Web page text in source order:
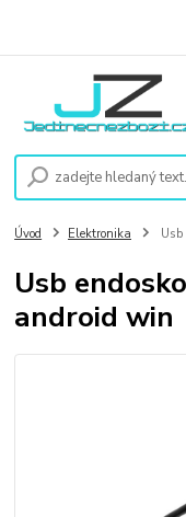
Úvod Elektronika
Usb
android win